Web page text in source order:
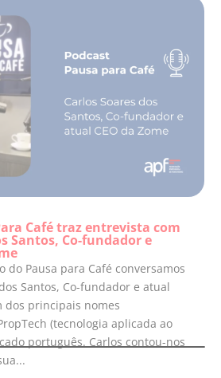
Café traz entrevista com
Santos, Co-fundador e
do Pausa para Café conversamos
Santos, Co-fundador e atual
dos principais nomes
(tecnologia aplicada ao
português. Carlos contou-nos